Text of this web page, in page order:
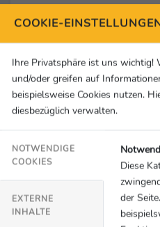
Kontakt
+49 89 99249620
press@bwin.com
Social Media & Links
AKTUELLE
MELDUNGEN -
CONFERENCE
COOKIE-
Ihre Privatsphäre ist uns wichtig!
und/oder greifen auf
beispielsweise Cookies nutzen.
diesbezüglich verwalten.
NOTWENDIGE
COOKIES
EXTERNE
INHALTE
Diese
der